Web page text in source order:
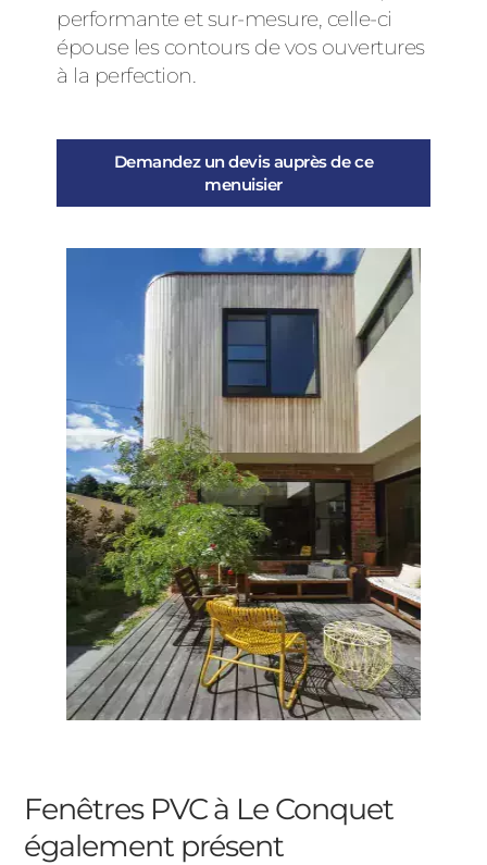
performante et sur-mesure, celle-ci
épouse les contours de vos ouvertures
à la perfection.
Demandez un devis auprès de ce
menuisier
Fenêtres PVC à Le Conquet
également présent